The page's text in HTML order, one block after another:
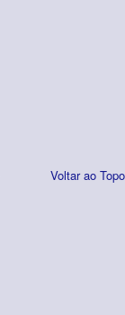
Voltar ao Topo